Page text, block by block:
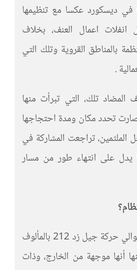
في ديسكورد عكسا مع تنظيمها
اعمال العنف، بخلاف
بالمناطق القروية وتلك التي
.
المضاد تلك، التي تبرأت منها
تحدد مكان ومدة احتجاجها
الملثمين، تراجعت المشاركة في
يدل على انتهاء طور من مسار
هاجم الإعلام الموالي حركة جيل زد 212 بالمألوف
أنها موجهة من الخارج، وذات